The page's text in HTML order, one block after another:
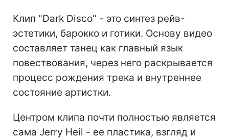
Клип "Dark Disco" - это синтез рейв-
эстетики, барокко и готики. Основу видео
составляет танец как главный язык
повествования, через него раскрывается
процесс рождения трека и внутреннее
состояние артистки.
Центром клипа почти полностью является
сама Jerry Heil - ее пластика, взгляд и